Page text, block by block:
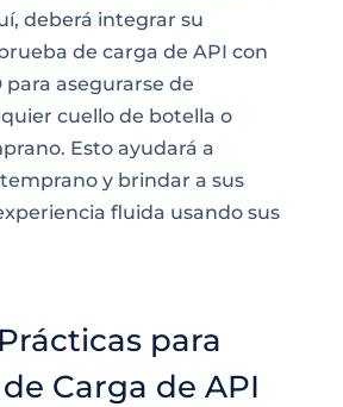
deberá integrar su
de carga de API con
para asegurarse de
cuello de botella o
Esto ayudará a
y brindar a sus
fluida usando sus
para
Carga de API